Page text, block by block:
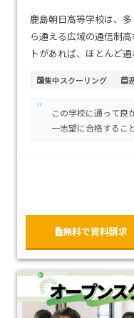
鹿島朝日高等学校は、
ら通える広域の通信制
トがあれば、ほとんど
ョンコースの数も充実
「自宅学習」「ネット
校日数を決めて通学が
集中スクーリング
"
この学校に通って良
一志望に合格するこ
無料で資料請求